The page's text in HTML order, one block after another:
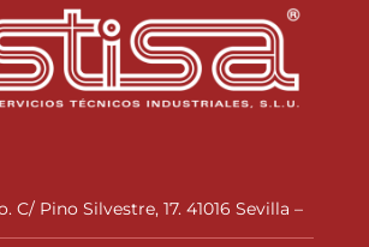
C/ Pino Silvestre, 17. 41016 Sevilla –